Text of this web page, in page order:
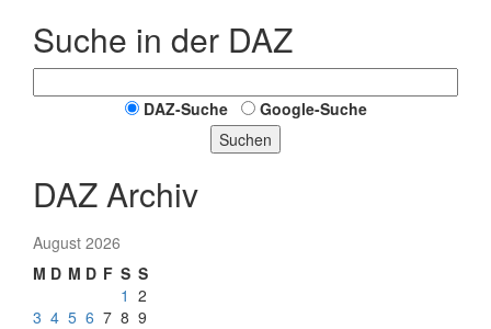
Suche in der DAZ
DAZ-Suche
Google-Suche
Suchen
DAZ Archiv
August 2026
M D M D F S S
1 2
3 4 5 6 7 8 9